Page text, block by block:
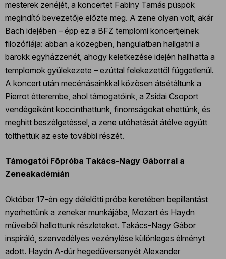
mesterek zenéjét, a koncertet Fabiny Tamás püspök
megindító bevezetője előzte meg. A zene olyan volt, akár
Bach idejében – épp ez a BFZ templomi koncertjeinek
filozófiája: abban a közegben, hangulatban hallgatni a
barokk egyházzenét, ahogy keletkezése idején hallhatta a
templomok gyülekezete – ezúttal felekezettől függetlenül.
A koncert után mecénásainkkal közösen átsétáltunk a
Pierrot étterembe, ahol támogatóink, a Zsidai Csoport
vendégeiként koccinthattunk, finomságokat ehettünk, és
meghitt beszélgetéssel, a zene utóhatását átélve együtt
tölthettük az este további részét.
Támogatói Főpróba Takács-Nagy Gáborral a
Zeneakadémián
Október 17-én egy délelőtti próba keretében bepillantást
nyerhettünk a zenekar munkájába, Mozart és Haydn
műveiből hallottunk részleteket. Takács-Nagy Gábor
inspiráló, szenvedélyes vezénylése különleges élményt
adott. Haydn A-dúr hegedűversenyét Alexander